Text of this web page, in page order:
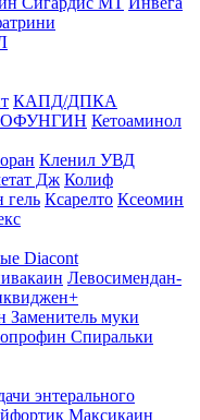
КАПД/ДПКА
Кетоаминол
Кленил УВД
Дж Колиф
гель Ксарелто Ксеомин
Diacont
Левосимендан-
Заменитель муки
Спиральки
энтерального
Максикаин